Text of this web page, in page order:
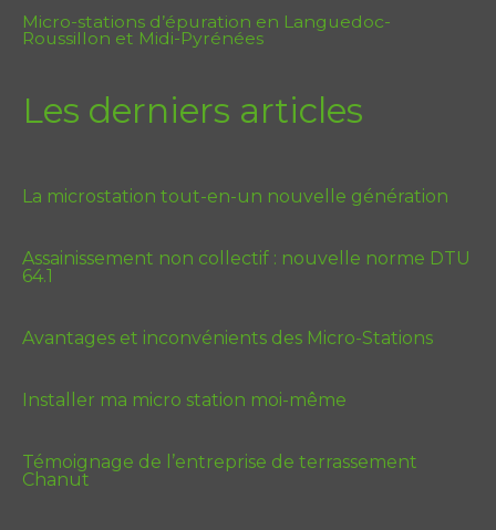
Micro-stations d’épuration en Languedoc-
Roussillon et Midi-Pyrénées
Les derniers articles
La microstation tout-en-un nouvelle génération
Assainissement non collectif : nouvelle norme DTU
64.1
Avantages et inconvénients des Micro-Stations
Installer ma micro station moi-même
Témoignage de l’entreprise de terrassement
Chanut